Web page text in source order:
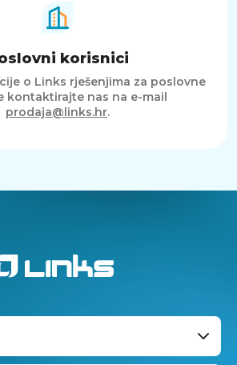
korisnici
o Links rješenjima za poslovne
kontaktirajte nas na e-mail
prodaja@links.hr.